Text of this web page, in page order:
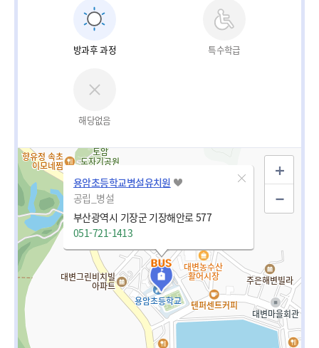
방과후 과정 특수학급
해당없음
용암초등학교병설유치원
공립_병설
부산광역시 기장군 기장해안로 577
051-721-1413